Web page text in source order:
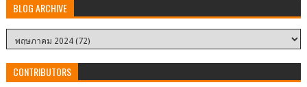
BLOG ARCHIVE
CONTRIBUTORS